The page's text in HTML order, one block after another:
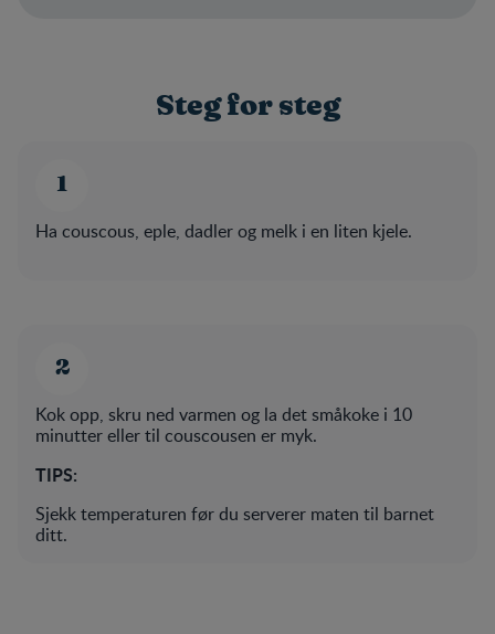
Steg for steg
Ha couscous, eple, dadler og melk i en liten kjele.
Kok opp, skru ned varmen og la det småkoke i 10
minutter eller til couscousen er myk.
TIPS:
Sjekk temperaturen før du serverer maten til barnet
ditt.